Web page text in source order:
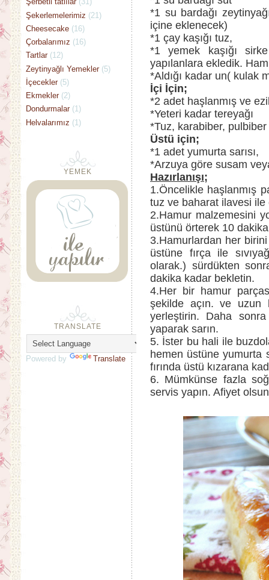
*1 su bardağı
içine eklenecek)
*1 çay kaşığı tuz,
*1 yemek kaşığı
yapılanlara ekledik.
*Aldığı kadar un( kulak
İçi İçin;
*2 adet haşlanmış ve
*Yeteri kadar tereyağı
*Tuz, karabiber, pulbiber
Üstü için;
*1 adet yumurta sarısı,
*Arzuya göre susam
Hazırlanışı;
1.Öncelikle haşlanmış
tuz ve baharat ilavesi ile
2.Hamur malzemesini
üstünü örterek 10
3.Hamurlardan her
üstüne fırça ile
olarak.) sürdükten
dakika kadar bekletin.
4.Her bir hamur
şekilde açın. ve uzun
yerleştirin. Daha
yaparak sarın.
5. İster bu hali ile
hemen üstüne yumurta
fırında üstü kızarana
6. Mümkünse fazla
servis yapın. Afiyet
Şekerlemelerimiz (21)
Cheesecake (16)
Çorbalarımız (16)
Tartlar (12)
Zeytinyağlı Yemekler (5)
İçecekler (5)
Ekmekler (2)
Dondurmalar (1)
Helvalarımız (1)
YEMEK
TRANSLATE
Powered by Translate